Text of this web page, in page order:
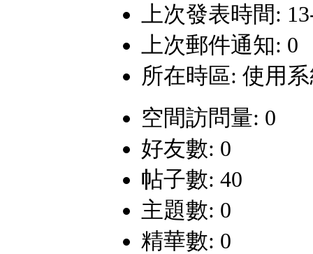
上次發表時間:
上次郵件通知: 0
所在時區: 使用
空間訪問量: 0
好友數: 0
帖子數: 40
主題數: 0
精華數: 0